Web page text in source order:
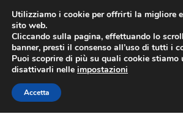
contenuto
Utilizziamo i cookie per offrirti la migliore
sito web.
Cliccando sulla pagina, effettuando lo
banner, presti il consenso all’uso di tutti i
Puoi scoprire di più su quali cookie stiamo
disattivarli nelle impostazioni
Accetta